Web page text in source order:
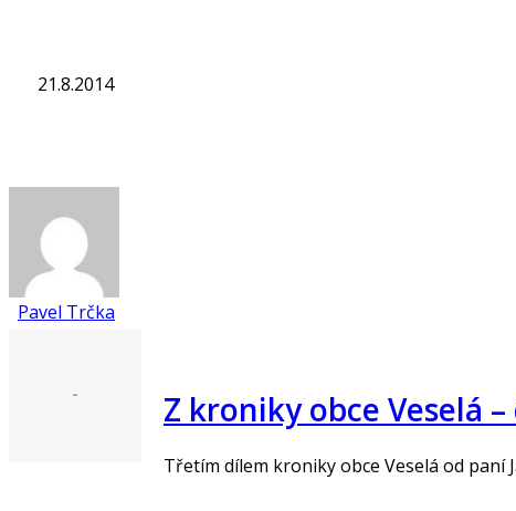
21.8.2014
Pavel Trčka
- Z kroniky obce Veselá
Třetím dílem kroniky obce Veselá od paní